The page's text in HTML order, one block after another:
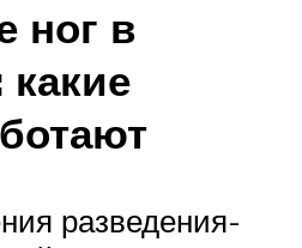
ног в
какие
разведения-